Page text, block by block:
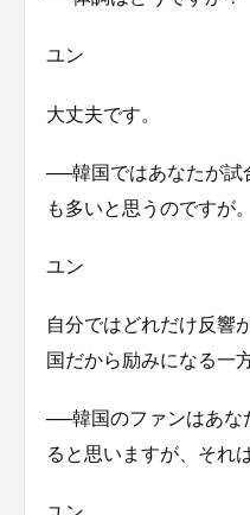
ユン
大丈夫です。
──韓国ではあなたが試
も多いと思うのですが。
ユン
自分ではどれだけ反響
国だから励みになる一
──韓国のファンはあな
ると思いますが、それ